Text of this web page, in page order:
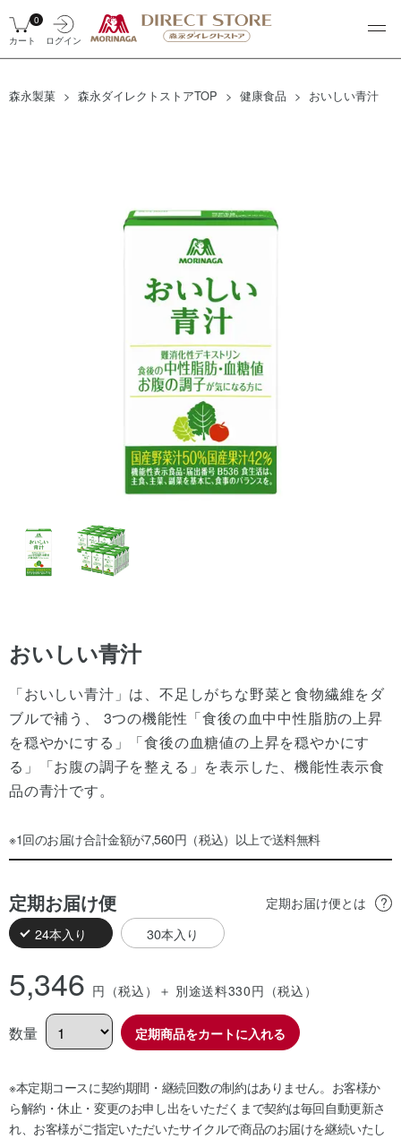
ログイン
0
カート
森永製菓 森永ダイレクトストアTOP 健康食品 おいしい青汁
おいしい青汁
「おいしい青汁」は、不足しがちな野菜と食物繊維をダ
ブルで補う、 3つの機能性「食後の血中中性脂肪の上昇
を穏やかにする」「食後の血糖値の上昇を穏やかにす
る」「お腹の調子を整える」を表示した、機能性表示食
品の青汁です。
※1回のお届け合計金額が7,560円（税込）以上で送料無料
定期お届け便 定期お届け便とは
24本入り 30本入り
5,346 円（税込） ＋ 別途送料330円（税込）
数量 定期商品をカートに入れる
※本定期コースに契約期間・継続回数の制約はありません。お客様か
ら解約・休止・変更のお申し出をいただくまで契約は毎回自動更新さ
れ、お客様がご指定いただいたサイクルで商品のお届けを継続いたし